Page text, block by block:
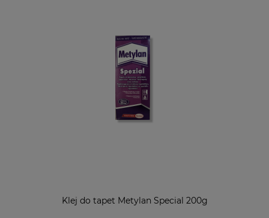
Klej do tapet Metylan Special 200g